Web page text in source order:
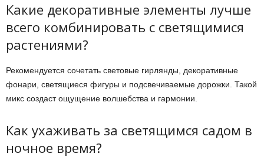
Какие декоративные элементы лучше
всего комбинировать с светящимися
растениями?
Рекомендуется сочетать световые гирлянды, декоративные
фонари, светящиеся фигуры и подсвечиваемые дорожки. Такой
микс создаст ощущение волшебства и гармонии.
Как ухаживать за светящимся садом в
ночное время?